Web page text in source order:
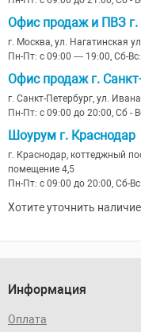
Офис продаж и ПВЗ
г. Москва, ул. Нагатинская
Пн-Пт: с 09:00 — 19:00, Сб-
Офис продаж г.
г. Санкт-Петербург, ул.
Пн-Пт: с 09:00 до 20:00, Сб -
Шоурум г. Краснодар
г. Краснодар, коттеджный
помещение 4,5
Пн-Пт: с 09:00 до 20:00, Сб-
Хотите уточнить
Информация
Оплата